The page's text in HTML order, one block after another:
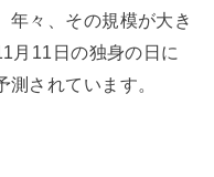
年々、その規模が大き
月11日の独身の日に
されています。